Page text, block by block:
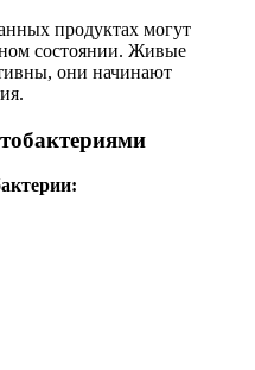
продуктах могут
состоянии. Живые
они начинают